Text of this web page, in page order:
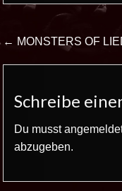
Beitrags-
Navigation
← MONSTERS OF
Schreibe
Du musst
abzugeben.